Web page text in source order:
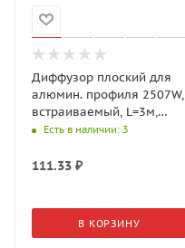
Диффузор плоский для
алюмин. профиля 2507W,
встраиваемый, L=3м,
Молочный 17.800.00.301
Есть в наличии: 3
111.33 ₽
В КОРЗИНУ